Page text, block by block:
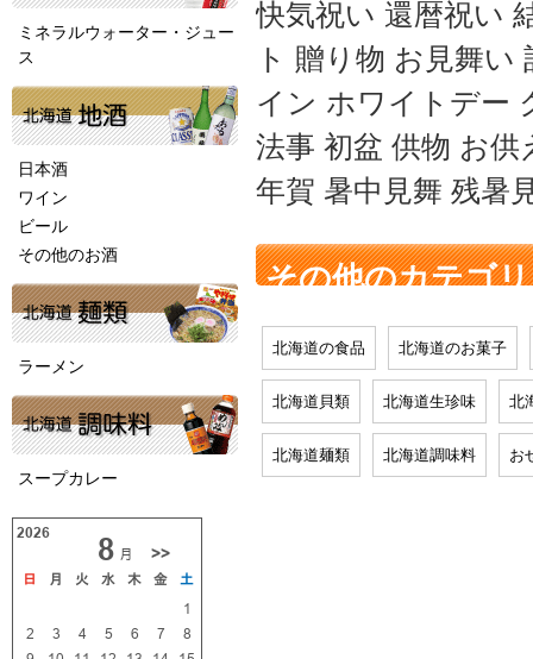
快気祝い 還暦祝い
ト 贈り物 お見舞
イン ホワイトデー
法事 初盆 供物 お供
年賀 暑中見舞 残暑
その他のカテゴリ
北海道の食品 北海道のお菓子
北海道貝類 北海道生珍味 北
北海道麺類 北海道調味料 お
ミネラルウォーター・ジュー
ス
日本酒
ワイン
ビール
その他のお酒
ラーメン
スープカレー